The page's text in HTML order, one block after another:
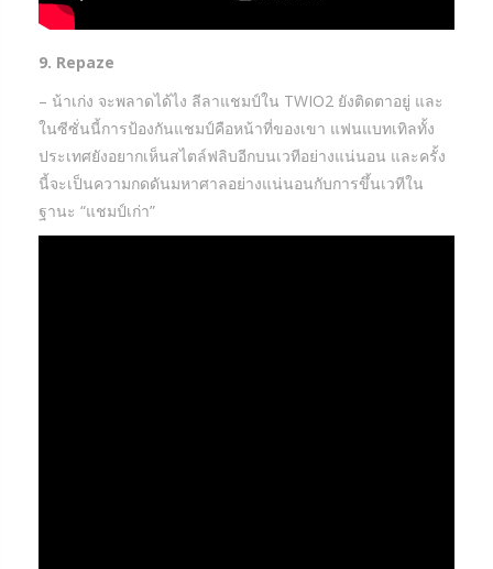
9. Repaze
– น้าเก่ง จะพลาดได้ไง ลีลาแชมป์ใน TWIO2 ยังติดตาอยู่ และ
ในซีซั่นนี้การป้องกันแชมป์คือหน้าที่ของเขา แฟนแบทเทิลทั้ง
ประเทศยังอยากเห็นสไตล์ฟลิบอีกบนเวทีอย่างแน่นอน และครั้ง
นี้จะเป็นความกดดันมหาศาลอย่างแน่นอนกับการขึ้นเวทีใน
ฐานะ “แชมป์เก่า”